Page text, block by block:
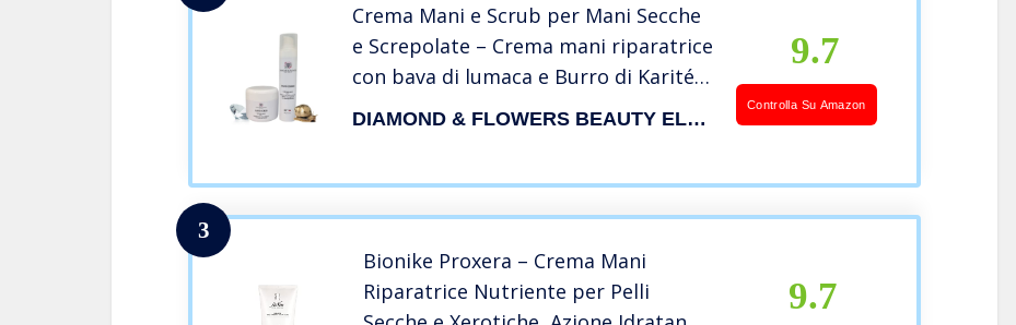
Crema Mani e Scrub per Mani Secche
e Screpolate – Crema mani riparatrice
con bava di lumaca e Burro di Karité
per una Pelle Morbida come la Seta. DIAMOND & FLOWERS BEAUTY ELEMENTS
9.7
Controlla Su Amazon
3
Bionike Proxera – Crema Mani
Riparatrice Nutriente per Pelli
9.7